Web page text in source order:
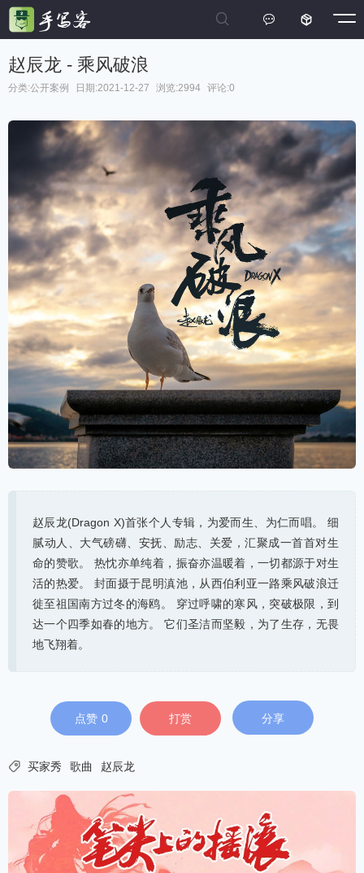
 

赵辰龙 - 乘风破浪
分类:公开案例 日期:2021-12-27 浏览:2994 评论:0
赵辰龙(Dragon X)首张个人专辑，为爱而生、为仁而唱。 细
腻动人、大气磅礴、安抚、励志、关爱，汇聚成一首首对生
命的赞歌。 热忱亦单纯着，振奋亦温暖着，一切都源于对生
活的热爱。 封面摄于昆明滇池，从西伯利亚一路乘风破浪迁
徙至祖国南方过冬的海鸥。 穿过呼啸的寒风，突破极限，到
达一个四季如春的地方。 它们圣洁而坚毅，为了生存，无畏
地飞翔着。
点赞 0 打赏 分享
 买家秀 歌曲 赵辰龙